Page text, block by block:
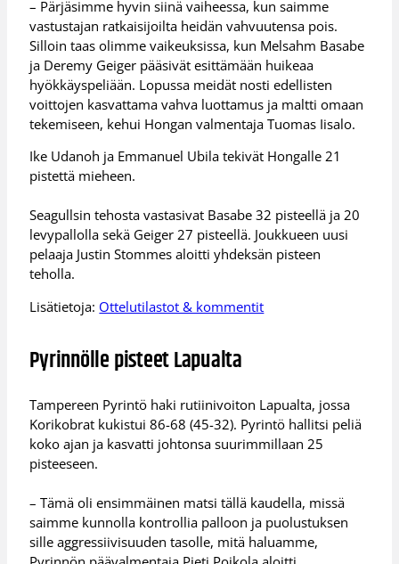
– Pärjäsimme hyvin siinä vaiheessa, kun saimme
vastustajan ratkaisijoilta heidän vahvuutensa pois.
Silloin taas olimme vaikeuksissa, kun Melsahm Basabe
ja Deremy Geiger pääsivät esittämään huikeaa
hyökkäyspeliään. Lopussa meidät nosti edellisten
voittojen kasvattama vahva luottamus ja maltti omaan
tekemiseen, kehui Hongan valmentaja Tuomas Iisalo.
Ike Udanoh ja Emmanuel Ubila tekivät Hongalle 21
pistettä mieheen.
Seagullsin tehosta vastasivat Basabe 32 pisteellä ja 20
levypallolla sekä Geiger 27 pisteellä. Joukkueen uusi
pelaaja Justin Stommes aloitti yhdeksän pisteen
teholla.
Lisätietoja: Ottelutilastot & kommentit
Pyrinnölle pisteet Lapualta
Tampereen Pyrintö haki rutiinivoiton Lapualta, jossa
Korikobrat kukistui 86-68 (45-32). Pyrintö hallitsi peliä
koko ajan ja kasvatti johtonsa suurimmillaan 25
pisteeseen.
– Tämä oli ensimmäinen matsi tällä kaudella, missä
saimme kunnolla kontrollia palloon ja puolustuksen
sille aggressiivisuuden tasolle, mitä haluamme,